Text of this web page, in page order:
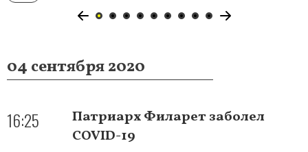
04 сентября 2020
16:25
Патриарх Филарет заболел
COVID-19